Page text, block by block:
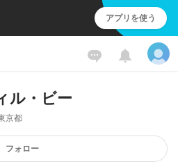
アプリを使う
ル・ビー
京都
フォロー